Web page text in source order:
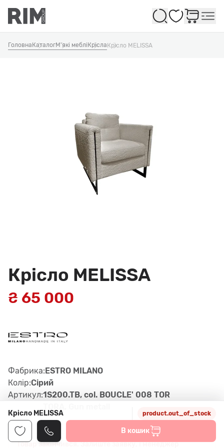
Обране
Головна КаталогМ'які меблі КріслаКрісло MELISSA
Крісло MELISSA
₴ 65 000
Фабрика:ESTRO MILANO
Колір:Сірий
Артикул:1S200.TB, col. BOUCLE' 008 TOR
Товар закінчився. Залиште заявку, і менеджер
Крісло MELISSA product.out_of_stock
В кошик